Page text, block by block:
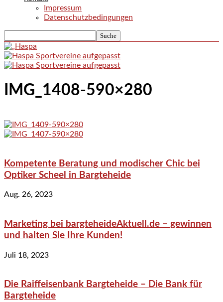
Impressum
Datenschutzbedingungen
IMG_1408-590×280
Kompetente Beratung und modischer Chic bei
Optiker Scheel in Bargteheide
Aug. 26, 2023
Marketing bei bargteheideAktuell.de – gewinnen
und halten Sie Ihre Kunden!
Juli 18, 2023
Die Raiffeisenbank Bargteheide – Die Bank für
Bargteheide